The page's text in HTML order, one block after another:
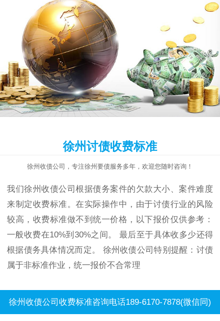
徐州讨债收费标准
徐州收债公司，专注徐州要债服务多年，欢迎您随时咨询！
我们徐州收债公司根据债务案件的欠款大小、案件难度
来制定收费标准。在实际操作中，由于讨债行业的风险
较高，收费标准做不到统一价格，以下报价仅供参考：
一般收费在10%到30%之间。 最后至于具体收多少还得
根据债务具体情况而定。 徐州收债公司特别提醒：讨债
属于非标准作业，统一报价不合常理
徐州收债公司收费标准咨询电话189-6170-7878(微信同)